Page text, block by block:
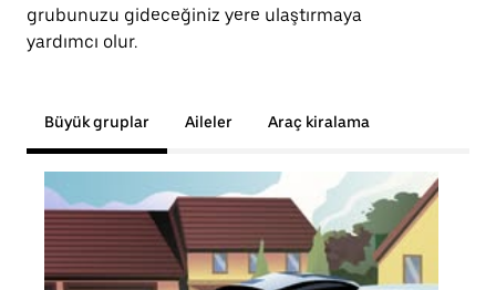
grubunuzu gideceğiniz yere ulaştırmaya
yardımcı olur.
Büyük gruplar Aileler Araç kiralama